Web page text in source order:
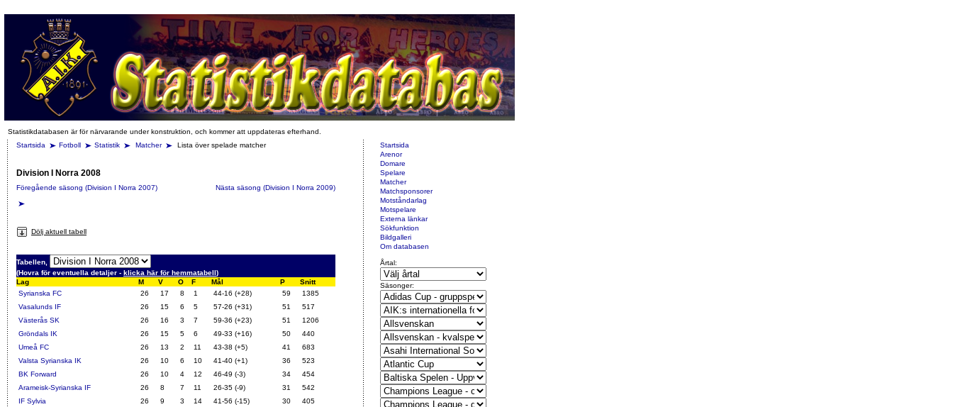
Statistikdatabasen är för närvarande under konstruktion, och kommer att uppdateras efterhand.
Startsida
Fotboll Statistik Matcher Lista över spelade matcher
Division I Norra 2008
Föregående säsong (Division I Norra 2007) Nästa säsong (Division I Norra 2009)
Dölj aktuell tabell
Tabellen,
(Hovra för eventuella detaljer - klicka här för hemmatabell)
Lag
M V O F Mål P
Snitt
Syrianska FC
26 17 8 1 44-16 (+28) 59
1385
Vasalunds IF
26 15 6 5 57-26 (+31) 51
517
Västerås SK
26 16 3 7 59-36 (+23) 51
1206
Gröndals IK
26 15 5 6 49-33 (+16) 50
440
Umeå FC
26 13 2 11 43-38 (+5) 41
683
Valsta Syrianska IK
26 10 6 10 41-40 (+1) 36
523
BK Forward
26 10 4 12 46-49 (-3) 34
454
Arameisk-Syrianska IF
26 8 7 11 26-35 (-9) 31
542
IF Sylvia
26 9 3 14 41-56 (-15) 30
405
Startsida
Arenor
Domare
Spelare
Matcher
Matchsponsorer
Motståndarlag
Motspelare
Externa länkar
Sökfunktion
Bildgalleri
Om databasen
Årtal:
Säsonger: